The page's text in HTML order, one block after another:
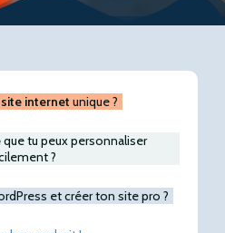
site internet unique ?
que tu peux personnaliser
?
et créer ton site pro ?